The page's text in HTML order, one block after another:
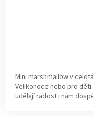
Mini marshmallow v
Velikonoce nebo pro
udělají radost i nám